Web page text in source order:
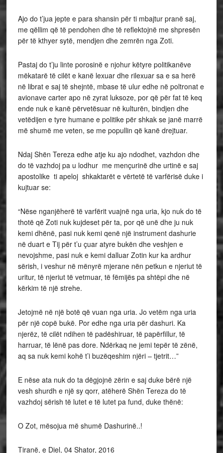
Ajo do t’jua jepte e para shansin për ti mbajtur pranë saj,
me qëllim që të pendohen dhe të reflektojnë me shpresën
për të kthyer sytë, mendjen dhe zemrën nga Zoti.
Pastaj do t’ju linte porosinë e njohur këtyre politikanëve
mëkatarë të cilët e kanë lexuar dhe rilexuar sa e sa herë
në librat e saj të shejntë, mbase të ulur edhe në poltronat e
avionave carter apo në zyrat luksoze, por që për fat të keq
ende nuk e kanë përvetësuar në kulturën, bindjen dhe
vetëdijen e tyre humane e politike për shkak se janë marrë
më shumë me veten, se me popullin që kanë drejtuar.
Ndaj Shën Tereza edhe atje ku ajo ndodhet, vazhdon dhe
do të vazhdoj pa u lodhur me mençurinë dhe urtinë e saj
apostolike ti apeloj shkaktarët e vërtetë të varfërisë duke i
kujtuar se:
“Nëse nganjëherë të varfërit vuajnë nga uria, kjo nuk do të
thotë që Zoti nuk kujdeset për ta, por që unë dhe ju nuk
kemi dhënë, pasi nuk kemi qenë një instrument dashurie
në duart e Tij për t’u çuar atyre bukën dhe veshjen e
nevojshme, pasi nuk e kemi dalluar Zotin kur ka ardhur
sërish, i veshur në mënyrë mjerane nën petkun e njeriut të
uritur, të njeriut të vetmuar, të fëmijës pa shtëpi dhe në
kërkim të një strehe.
Jetojmë në një botë që vuan nga uria. Jo vetëm nga uria
për një copë bukë. Por edhe nga uria për dashuri. Ka
njerëz, të cilët ndihen të padëshiruar, të papërfillur, të
harruar, të lënë pas dore. Ndërkaq ne jemi tepër të zënë,
aq sa nuk kemi kohë t’i buzëqeshim njëri – tjetrit…”
E nëse ata nuk do ta dëgjojnë zërin e saj duke bërë një
vesh shurdh e një sy qorr, atëherë Shën Tereza do të
vazhdoj sërish të lutet e të lutet pa fund, duke thënë:
O Zot, mësojua më shumë Dashurinë..!
Tiranë, e Diel, 04 Shator, 2016